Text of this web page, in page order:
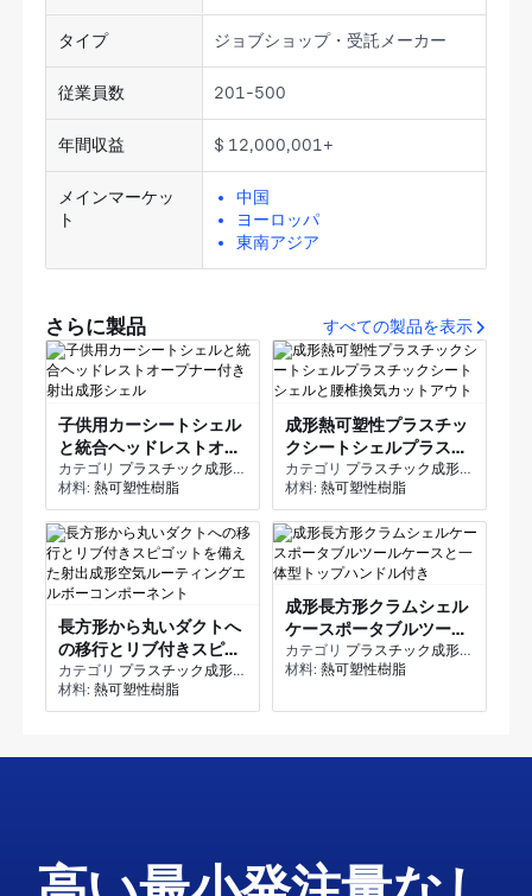
タイプ ジョブショップ・受託メーカー
従業員数 201-500
年間収益 $ 12,000,001+
メインマーケッ
ト
中国
ヨーロッパ
東南アジア
さらに製品 すべての製品を表示
子供用カーシートシェル
と統合ヘッドレストオー
プナー付き射出成形シェ
ル
カテゴリ プラスチック成形品 - プラスチック射出成形
材料: 熱可塑性樹脂
成形熱可塑性プラスチッ
クシートシェルプラスチ
ックシートシェルと腰椎
換気カットアウト
カテゴリ プラスチック成形品 - プラスチック射出成形
材料: 熱可塑性樹脂
長方形から丸いダクトへ
の移行とリブ付きスピゴ
ットを備えた射出成形空
気ルーティングエルボー
コンポーネント
カテゴリ プラスチック成形品 - プラスチック射出成形
材料: 熱可塑性樹脂
成形長方形クラムシェル
ケースポータブルツール
ケースと一体型トップハ
ンドル付き
カテゴリ プラスチック成形品 - プラスチック射出成形
材料: 熱可塑性樹脂